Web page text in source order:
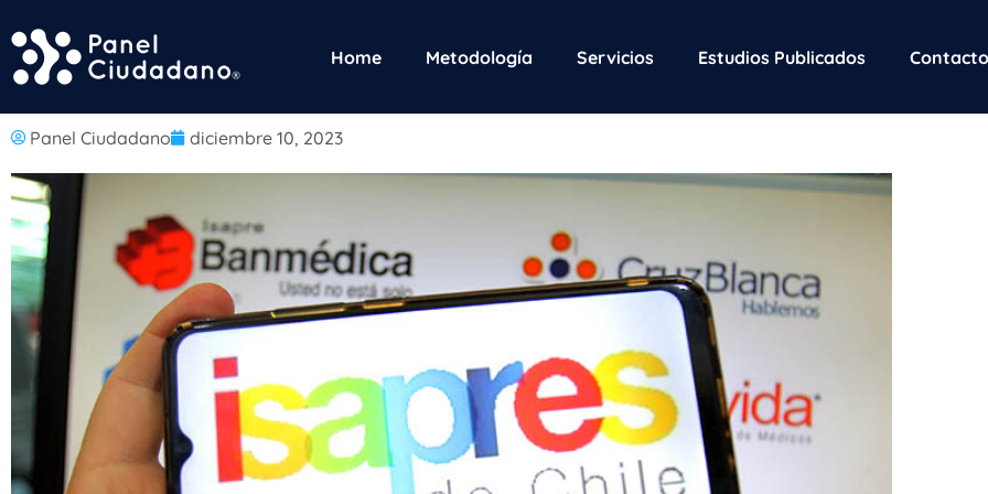
Home Metodología Servicios Estudios Publicados Contacto
Panel Ciudadano diciembre 10, 2023